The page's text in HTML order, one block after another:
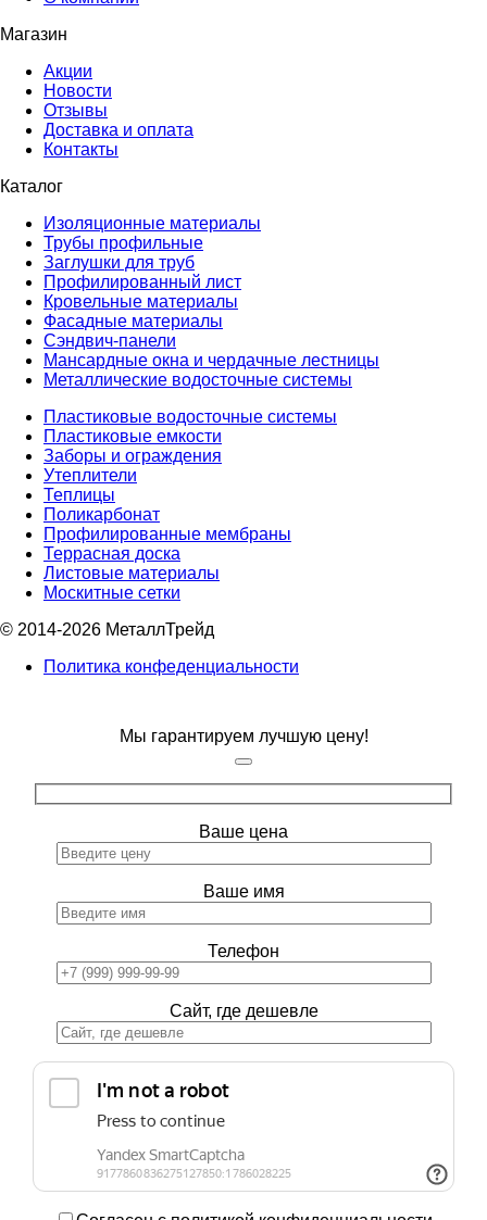
Магазин
Акции
Новости
Отзывы
Доставка и оплата
Контакты
Каталог
Изоляционные материалы
Трубы профильные
Заглушки для труб
Профилированный лист
Кровельные материалы
Фасадные материалы
Сэндвич-панели
Мансардные окна и чердачные лестницы
Металлические водосточные системы
Пластиковые водосточные системы
Пластиковые емкости
Заборы и ограждения
Утеплители
Теплицы
Поликарбонат
Профилированные мембраны
Террасная доска
Листовые материалы
Москитные сетки
© 2014-2026 МеталлТрейд
Политика конфеденциальности
Мы гарантируем лучшую цену!
Ваше цена
Ваше имя
Телефон
Сайт, где дешевле